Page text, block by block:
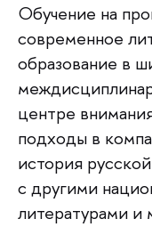
Обучение на
современное
образование в
центре
подходы в
история
с другими
литературами